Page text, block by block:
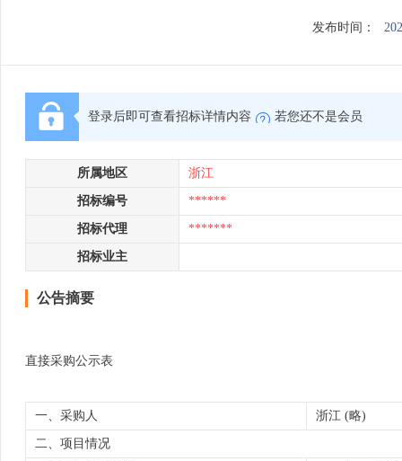
发布时间：
登录后即可查看招标详情内容 若您还不是会员
所属地区 浙江
招标编号 ******
招标代理 *******
招标业主
公告摘要
直接采购公示表
一、采购人 浙江 (略)
二、项目情况